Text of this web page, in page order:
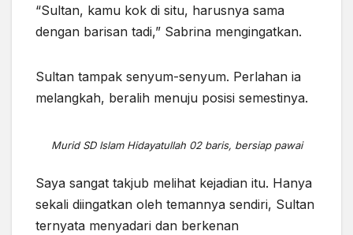
“Sultan, kamu kok di situ, harusnya sama
dengan barisan tadi,” Sabrina mengingatkan.
Sultan tampak senyum-senyum. Perlahan ia
melangkah, beralih menuju posisi semestinya.
Murid SD Islam Hidayatullah 02 baris, bersiap pawai
Saya sangat takjub melihat kejadian itu. Hanya
sekali diingatkan oleh temannya sendiri, Sultan
ternyata menyadari dan berkenan